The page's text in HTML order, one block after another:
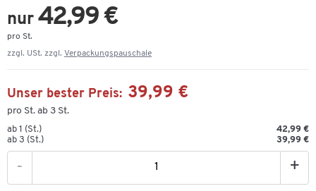
nur 42,99 €
pro St.
zzgl. USt. zzgl. Verpackungspauschale
Unser bester Preis: 39,99 €
pro St. ab 3 St.
ab 1 (St.)
42,99 €
ab 3 (St.)
39,99 €
- +